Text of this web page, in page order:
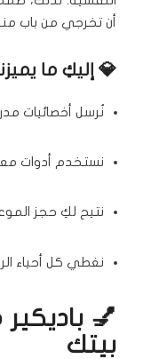
أن تخرجي من باب
💎 إليكِ ما
نُرسل أخصائيات
نستخدم أدوات
نتيح لكِ حجز
نغطي كل أحياء
💅
بيتك